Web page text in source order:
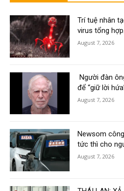
Trí tuệ nhân
virus tổng hợp.
August 7, 2026
Người đàn
để “giữ lời
August 7, 2026
Newsom
tức thì cho
August 7, 2026